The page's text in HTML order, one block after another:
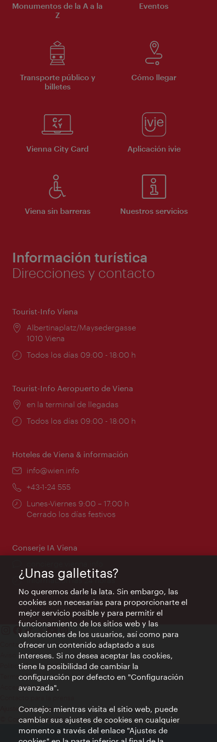
Monumentos de la A a la
Z
Eventos
Transporte público y
billetes
Cómo llegar
Vienna City Card Aplicación ivie
Viena sin barreras Nuestros servicios
Información turística
Direcciones y contacto
Tourist-Info Viena
Lugar:
Albertinaplatz/Maysedergasse
1010 Viena
Horarios
Todos los días 09:00 - 18:00 h
Tourist-Info Aeropuerto de Viena
Lugar:
en la terminal de llegadas
Horarios
Todos los días 09:00 - 18:00 h
Hoteles de Viena & información
e-
info@wien.info
Teléfono:
+43-1-24 555
Horarios
de
Lunes-Viernes 9:00 – 17:00 h
Cerrado los días festivos
Conserje IA Viena
Información las 24 horas
Contacto
Aviso legal
Política de privacidad de datos
Terms of Use
Accesibilidad
Ajustes de cookie
© Copyright WienTourismus
¿Unas galletitas?
No queremos darle la lata. Sin embargo, las
cookies son necesarias para proporcionarte el
mejor servicio posible y para permitir el
funcionamiento de los sitios web y las
valoraciones de los usuarios, así como para
ofrecer un contenido adaptado a sus
intereses. Si no desea aceptar las cookies,
tiene la posibilidad de cambiar la
configuración por defecto en "Configuración
avanzada".
Consejo: mientras visita el sitio web, puede
cambiar sus ajustes de cookies en cualquier
momento a través del enlace "Ajustes de